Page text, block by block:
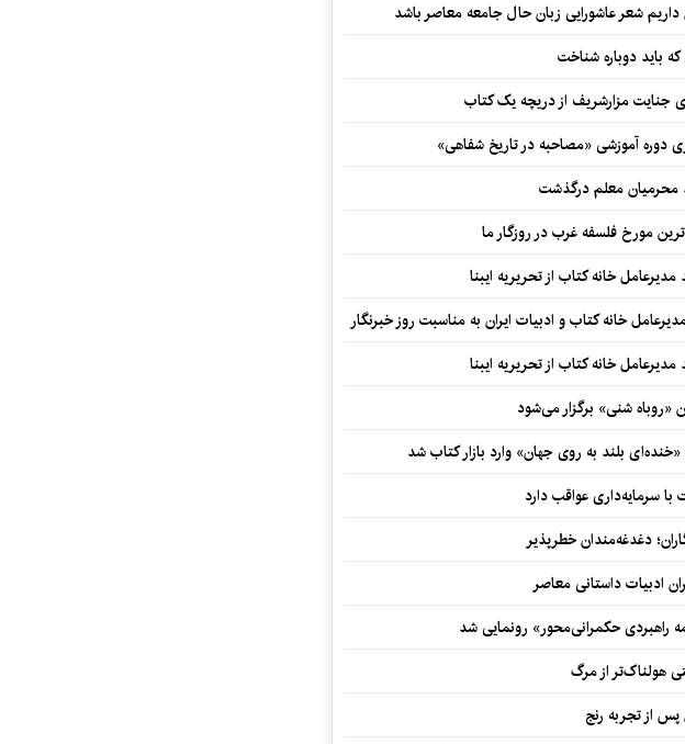
شعر عاشورایی زبان حال جامعه معاصر باشد
باید دوباره شناخت
جنایت مزارشریف از دریچه یک کتاب
دوره آموزشی «مصاحبه در تاریخ شفاهی»
محرمیان معلم درگذشت
مورخ فلسفه غرب در روزگار ما
مدیرعامل خانه کتاب از تحریریه ایبنا
خانه کتاب و ادبیات ایران به مناسبت روز خبرنگار
مدیرعامل خانه کتاب از تحریریه ایبنا
«روباه شنی» برگزار می‌شود
بلند به روی جهان» وارد بازار کتاب شد
سرمایه‌داری عواقب دارد
دغدغه‌مندان خطرپذیر
ادبیات داستانی معاصر
راهبردی حکمرانی‌محور» رونمایی شد
هولناک‌تر از مرگ
پس از تجربه رنج